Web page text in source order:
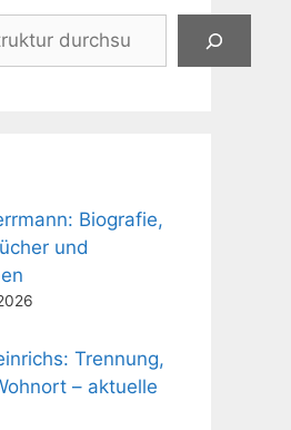
Biografie,
und
Trennung,
– aktuelle